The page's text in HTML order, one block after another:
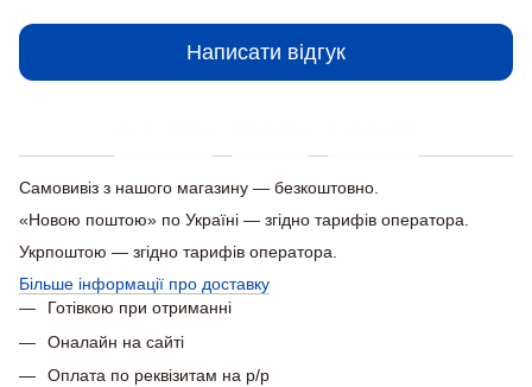
Написати відгук
Самовивіз з нашого магазину — безкоштовно.
«Новою поштою» по Україні — згідно тарифів оператора.
Укрпоштою — згідно тарифів оператора.
Більше інформації про доставку
Готівкою при отриманні
Оналайн на сайті
Оплата по реквізитам на р/р